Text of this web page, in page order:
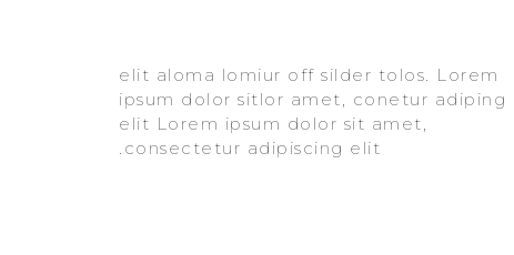
consectetur adipiscing elit.